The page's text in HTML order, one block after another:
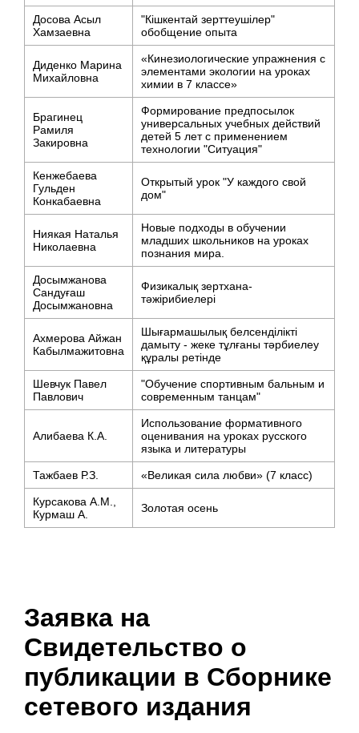
Досова Асыл
Хамзаевна
"Кішкентай зерттеушілер"
обобщение опыта
Диденко Марина
Михайловна
«Кинезиологические упражнения с
элементами экологии на уроках
химии в 7 классе»
Брагинец
Рамиля
Закировна
Формирование предпосылок
универсальных учебных действий
детей 5 лет с применением
технологии "Ситуация"
Кенжебаева
Гульден
Конкабаевна
Открытый урок "У каждого свой
дом"
Ниякая Наталья
Николаевна
Новые подходы в обучении
младших школьников на уроках
познания мира.
Досымжанова
Сандуғаш
Досымжановна
Физикалық зертхана-
тәжірибиелері
Ахмерова Айжан
Кабылмажитовна
Шығармашылық белсенділікті
дамыту - жеке тұлғаны тәрбиелеу
құралы ретінде
Шевчук Павел
Павлович
"Обучение спортивным бальным и
современным танцам"
Алибаева К.А.
Использование формативного
оценивания на уроках русского
языка и литературы
Тажбаев Р.З. «Великая сила любви» (7 класс)
Курсакова А.М.,
Курмаш А.
Золотая осень
Заявка на
Свидетельство о
публикации в Сборнике
сетевого издания